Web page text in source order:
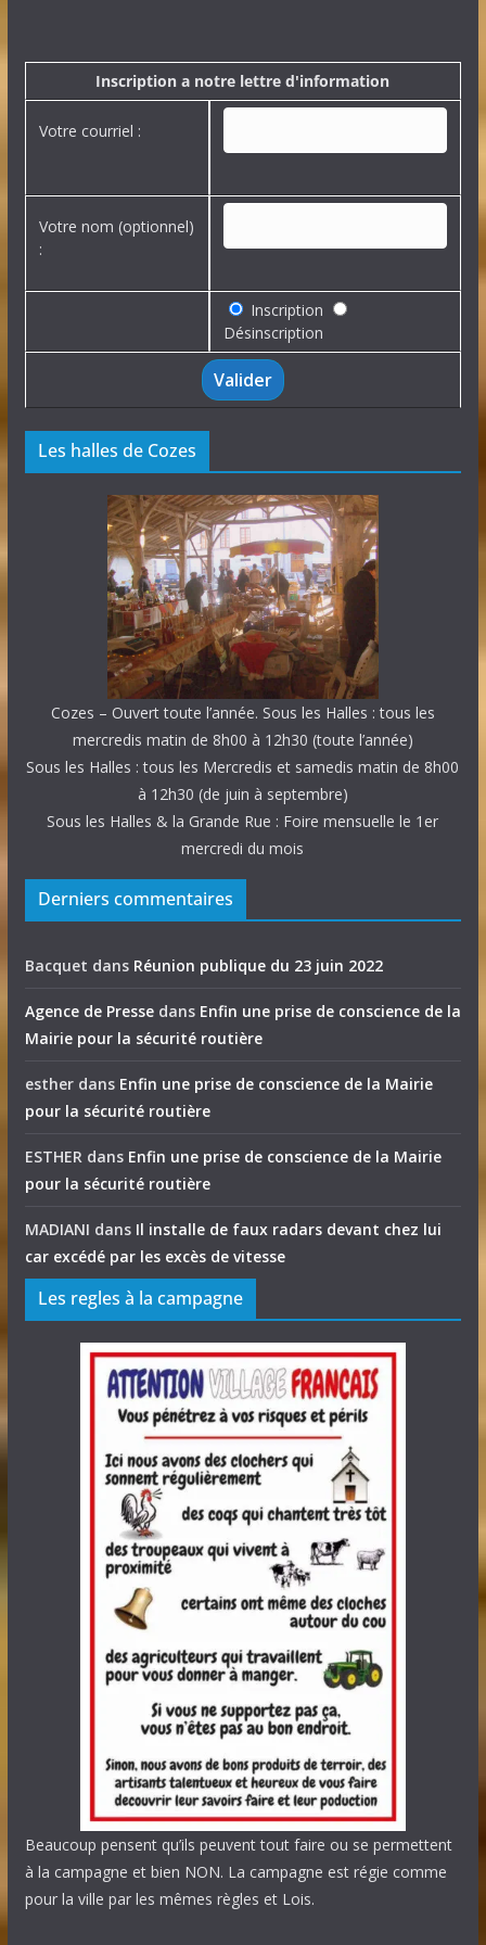
s
Inscription a notre lettre d'information
Votre courriel :
Votre nom (optionnel)
:
Inscription
Désinscription
Les halles de Cozes
Cozes – Ouvert toute l’année. Sous les Halles : tous les
mercredis matin de 8h00 à 12h30 (toute l’année)
Sous les Halles : tous les Mercredis et samedis matin de 8h00
à 12h30 (de juin à septembre)
Sous les Halles & la Grande Rue : Foire mensuelle le 1er
mercredi du mois
Derniers commentaires
Bacquet dans Réunion publique du 23 juin 2022
Agence de Pressedans Enfin une prise de conscience de la
Mairie pour la sécurité routière
estherdans Enfin une prise de conscience de la Mairie
pour la sécurité routière
ESTHER dans Enfin une prise de conscience de la Mairie
pour la sécurité routière
MADIANI dans Il installe de faux radars devant chez lui
car excédé par les excès de vitesse
Les regles à la campagne
Beaucoup pensent qu’ils peuvent tout faire ou se permettent
à la campagne et bien NON. La campagne est régie comme
pour la ville par les mêmes règles et Lois.